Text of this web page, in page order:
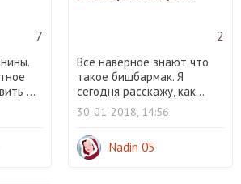
7
...
2
Все наверное знают что
такое бишбармак. Я
сегодня расскажу, как...
30-01-2018, 14:56
Nadin 05